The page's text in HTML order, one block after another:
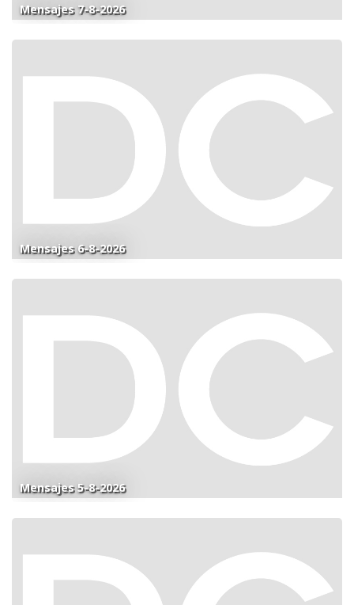
Mensajes 7-8-2026
Mensajes 6-8-2026
Mensajes 5-8-2026